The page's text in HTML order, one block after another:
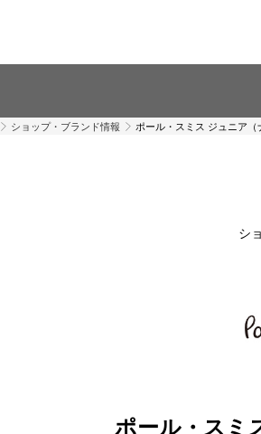
ショップ・ブランド情報 ポール・スミス ジュニア（
シ
ポール・スミ